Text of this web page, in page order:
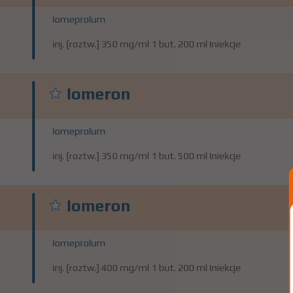
Iomeprolum
inj. [roztw.] 350 mg/ml 1 but. 200 ml Iniekcje
Iomeron
Iomeprolum
inj. [roztw.] 350 mg/ml 1 but. 500 ml Iniekcje
Iomeron
Iomeprolum
inj. [roztw.] 400 mg/ml 1 but. 200 ml Iniekcje